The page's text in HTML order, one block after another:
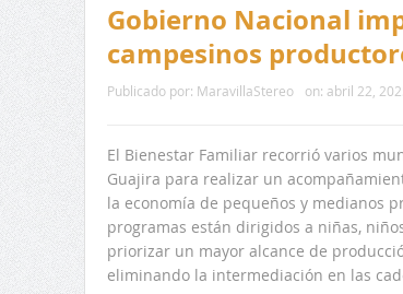
Gobierno Nacional
campesinos
Publicado por: MaravillaStereo on: abril 22,
El Bienestar Familiar recorrió varios
Guajira para realizar un
la economía de pequeños y medianos
programas están dirigidos a niñas,
priorizar un mayor alcance de
eliminando la intermediación en las